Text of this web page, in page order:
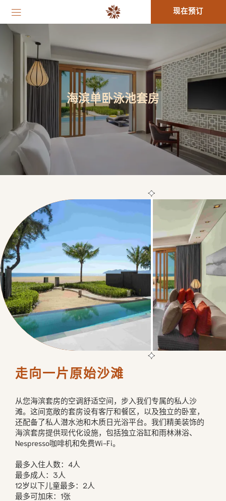
现在预订
海滨单卧泳池套房
走向一片原始沙滩
从您海滨套房的空调舒适空间，步入我们专属的私人沙
滩。这间宽敞的套房设有客厅和餐区，以及独立的卧室，
还配备了私人潜水池和木质日光浴平台。我们精美装饰的
海滨套房提供现代化设施，包括独立浴缸和雨林淋浴、
Nespresso咖啡机和免费Wi-Fi。
最多入住人数：4人
最多成人：3人
12岁以下儿童最多：2人
最多可加床：1张